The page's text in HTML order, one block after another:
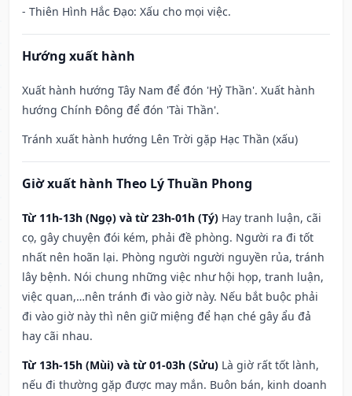
- Thiên Hình Hắc Đạo: Xấu cho mọi việc.
Hướng xuất hành
Xuất hành hướng Tây Nam để đón 'Hỷ Thần'. Xuất hành
hướng Chính Đông để đón 'Tài Thần'.
Tránh xuất hành hướng Lên Trời gặp Hạc Thần (xấu)
Giờ xuất hành Theo Lý Thuần Phong
Từ 11h-13h (Ngọ) và từ 23h-01h (Tý) Hay tranh luận, cãi
cọ, gây chuyện đói kém, phải đề phòng. Người ra đi tốt
nhất nên hoãn lại. Phòng người người nguyền rủa, tránh
lây bệnh. Nói chung những việc như hội họp, tranh luận,
việc quan,…nên tránh đi vào giờ này. Nếu bắt buộc phải
đi vào giờ này thì nên giữ miệng để hạn ché gây ẩu đả
hay cãi nhau.
Từ 13h-15h (Mùi) và từ 01-03h (Sửu) Là giờ rất tốt lành,
nếu đi thường gặp được may mắn. Buôn bán, kinh doanh